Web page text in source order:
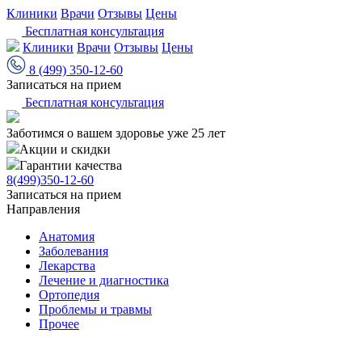
Клиники Врачи Отзывы Цены
Бесплатная консультация
Клиники Врачи Отзывы Цены
8 (499) 350-12-60
Записаться на прием
Бесплатная консультация
Заботимся о вашем здоровье уже 25 лет
Акции и скидки
Гарантии качества
8(499)350-12-60
Записаться на прием
Направления
Анатомия
Заболевания
Лекарства
Лечение и диагностика
Ортопедия
Проблемы и травмы
Прочее